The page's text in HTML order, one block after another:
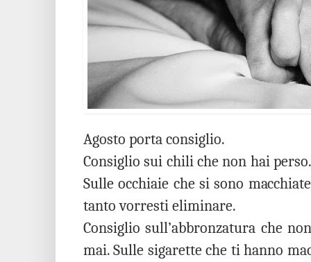
Agosto porta consiglio.
Consiglio sui chili che non hai
Sulle occhiaie che si sono
tanto vorresti eliminare.
Consiglio sull’abbronzatura che
mai. Sulle sigarette che ti hanno